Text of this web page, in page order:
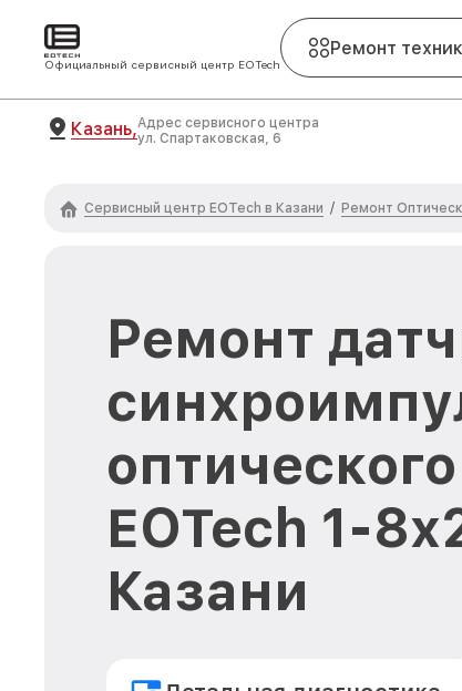
Официальный сервисный центр EOTech
Ремонт
Казань,Адрес сервисного центра
ул. Спартаковская, 6
Сервисный центр EOTech в Казани / Ремонт
Ремонт
EOTech 1-
Казани